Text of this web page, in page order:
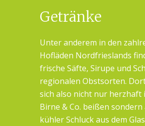
Getränke
Unter anderem in den
Hofläden Nordfrieslands
frische Säfte, Sirupe und
regionalen Obstsorten.
sich also nicht nur herzhaft
Birne & Co. beißen sondern
kühler Schluck aus dem Glas